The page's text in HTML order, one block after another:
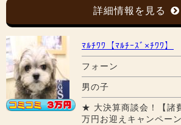
詳細情報を見る
ﾏﾙﾁﾜﾜ【ﾏﾙﾁｰｽﾞ×ﾁﾜﾜ】
フォーン
男の子
★ 大決算商談会！【諸
万円お迎えキャンペー